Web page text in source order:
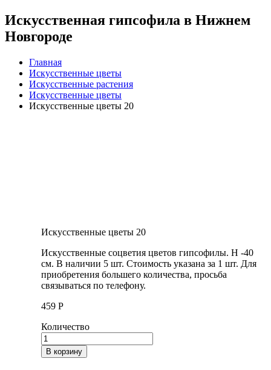
Искусственная гипсофила в Нижнем
Новгороде
Главная
Искусственные цветы
Искусственные растения
Искусственные цветы
Искусственные цветы 20
Искусственные цветы 20
Искусственные соцветия цветов гипсофилы. H -40
см. В наличии 5 шт. Стоимость указана за 1 шт. Для
приобретения большего количества, просьба
связываться по телефону.
459 Р
Количество
В корзину